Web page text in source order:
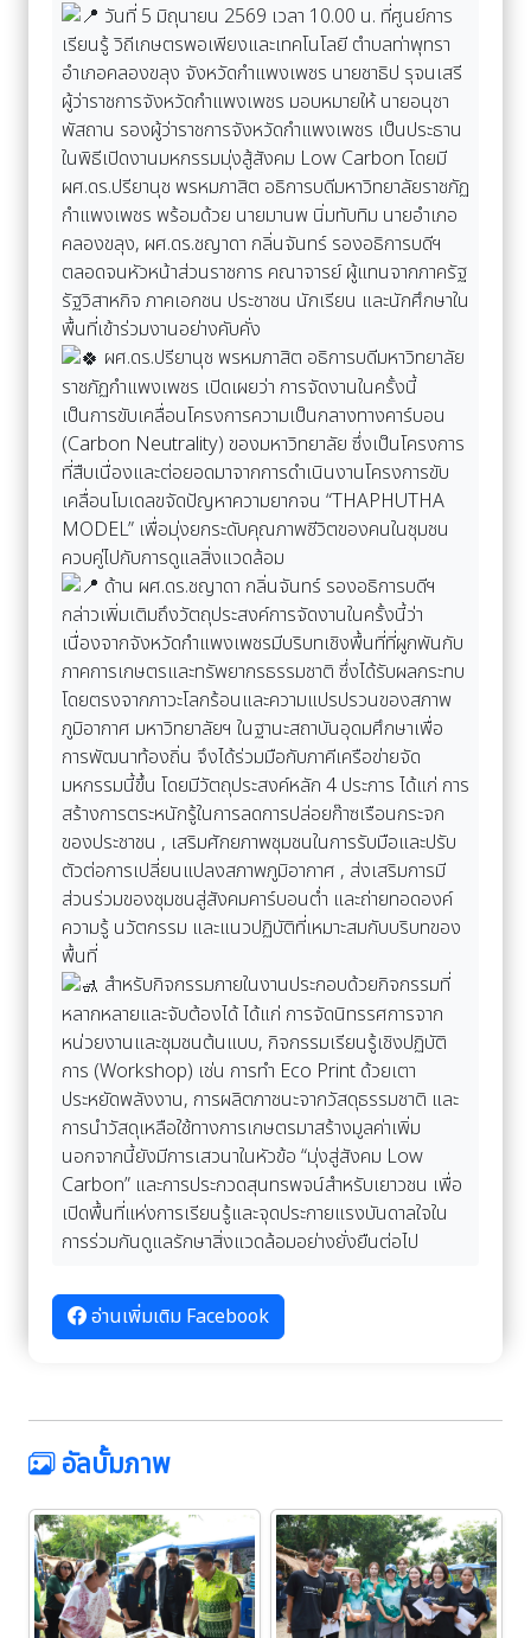
วันที่ 5 มิถุนายน 2569 เวลา 10.00 น. ที่ศูนย์การ
เรียนรู้ วิถีเกษตรพอเพียงและเทคโนโลยี ตำบลท่าพุทรา
อำเภอคลองขลุง จังหวัดกำแพงเพชร นายชาธิป รุจนเสรี
ผู้ว่าราชการจังหวัดกำแพงเพชร มอบหมายให้ นายอนุชา
พัสถาน รองผู้ว่าราชการจังหวัดกำแพงเพชร เป็นประธาน
ในพิธีเปิดงานมหกรรมมุ่งสู้สังคม Low Carbon โดยมี
ผศ.ดร.ปรียานุช พรหมภาสิต อธิการบดีมหาวิทยาลัยราชภัฏ
กำแพงเพชร พร้อมด้วย นายมานพ นิ่มทับทิม นายอำเภอ
คลองขลุง, ผศ.ดร.ชญาดา กลิ่นจันทร์ รองอธิการบดีฯ
ตลอดจนหัวหน้าส่วนราชการ คณาจารย์ ผู้แทนจากภาครัฐ
รัฐวิสาหกิจ ภาคเอกชน ประชาชน นักเรียน และนักศึกษาใน
พื้นที่เข้าร่วมงานอย่างคับคั่ง
ผศ.ดร.ปรียานุช พรหมภาสิต อธิการบดีมหาวิทยาลัย
ราชภัฏกำแพงเพชร เปิดเผยว่า การจัดงานในครั้งนี้
เป็นการขับเคลื่อนโครงการความเป็นกลางทางคาร์บอน
(Carbon Neutrality) ของมหาวิทยาลัย ซึ่งเป็นโครงการ
ที่สืบเนื่องและต่อยอดมาจากการดำเนินงานโครงการขับ
เคลื่อนโมเดลขจัดปัญหาความยากจน “THAPHUTHA
MODEL” เพื่อมุ่งยกระดับคุณภาพชีวิตของคนในชุมชน
ควบคู่ไปกับการดูแลสิ่งแวดล้อม
ด้าน ผศ.ดร.ชญาดา กลิ่นจันทร์ รองอธิการบดีฯ
กล่าวเพิ่มเติมถึงวัตถุประสงค์การจัดงานในครั้งนี้ว่า
เนื่องจากจังหวัดกำแพงเพชรมีบริบทเชิงพื้นที่ที่ผูกพันกับ
ภาคการเกษตรและทรัพยากรธรรมชาติ ซึ่งได้รับผลกระทบ
โดยตรงจากภาวะโลกร้อนและความแปรปรวนของสภาพ
ภูมิอากาศ มหาวิทยาลัยฯ ในฐานะสถาบันอุดมศึกษาเพื่อ
การพัฒนาท้องถิ่น จึงได้ร่วมมือกับภาคีเครือข่ายจัด
มหกรรมนี้ขึ้น โดยมีวัตถุประสงค์หลัก 4 ประการ ได้แก่ การ
สร้างการตระหนักรู้ในการลดการปล่อยก๊าซเรือนกระจก
ของประชาชน , เสริมศักยภาพชุมชนในการรับมือและปรับ
ตัวต่อการเปลี่ยนแปลงสภาพภูมิอากาศ , ส่งเสริมการมี
ส่วนร่วมของชุมชนสู่สังคมคาร์บอนต่ำ และถ่ายทอดองค์
ความรู้ นวัตกรรม และแนวปฏิบัติที่เหมาะสมกับบริบทของ
พื้นที่
สำหรับกิจกรรมภายในงานประกอบด้วยกิจกรรมที่
หลากหลายและจับต้องได้ ได้แก่ การจัดนิทรรศการจาก
หน่วยงานและชุมชนต้นแบบ, กิจกรรมเรียนรู้เชิงปฏิบัติ
การ (Workshop) เช่น การทำ Eco Print ด้วยเตา
ประหยัดพลังงาน, การผลิตภาชนะจากวัสดุธรรมชาติ และ
การนำวัสดุเหลือใช้ทางการเกษตรมาสร้างมูลค่าเพิ่ม
นอกจากนี้ยังมีการเสวนาในหัวข้อ “มุ่งสู่สังคม Low
Carbon” และการประกวดสุนทรพจน์สำหรับเยาวชน เพื่อ
เปิดพื้นที่แห่งการเรียนรู้และจุดประกายแรงบันดาลใจใน
การร่วมกันดูแลรักษาสิ่งแวดล้อมอย่างยั่งยืนต่อไป
อ่านเพิ่มเติม Facebook
อัลบั้มภาพ